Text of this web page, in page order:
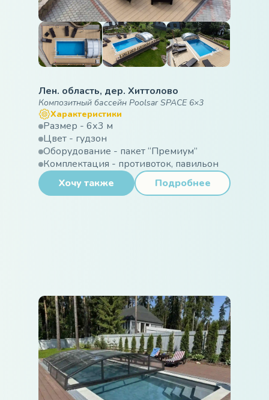
Лен. область, дер. Хиттолово
Композитный бассейн Poolsar SPACE 6×3
Характеристики
Размер - 6х3 м
Цвет - гудзон
Оборудование - пакет “Премиум”
Комплектация - противоток, павильон
Хочу также
Подробнее